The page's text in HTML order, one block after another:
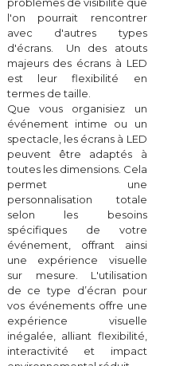
l'on pourrait rencontrer
avec d'autres types
d'écrans. Un des atouts
majeurs des écrans à LED
est leur flexibilité en
termes de taille.
Que vous organisiez un
événement intime ou un
spectacle, les écrans à LED
peuvent être adaptés à
toutes les dimensions. Cela
permet une
personnalisation totale
selon les besoins
spécifiques de votre
événement, offrant ainsi
une expérience visuelle
sur mesure. L'utilisation
de ce type d’écran pour
vos événements offre une
expérience visuelle
inégalée, alliant flexibilité,
interactivité et impact